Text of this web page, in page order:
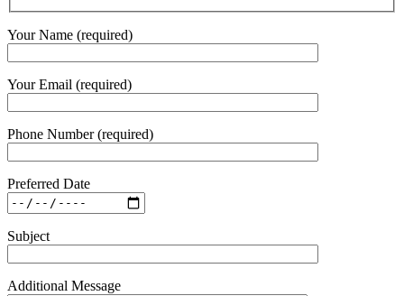
Your Name (required)
Your Email (required)
Phone Number (required)
Preferred Date
Subject
Additional Message